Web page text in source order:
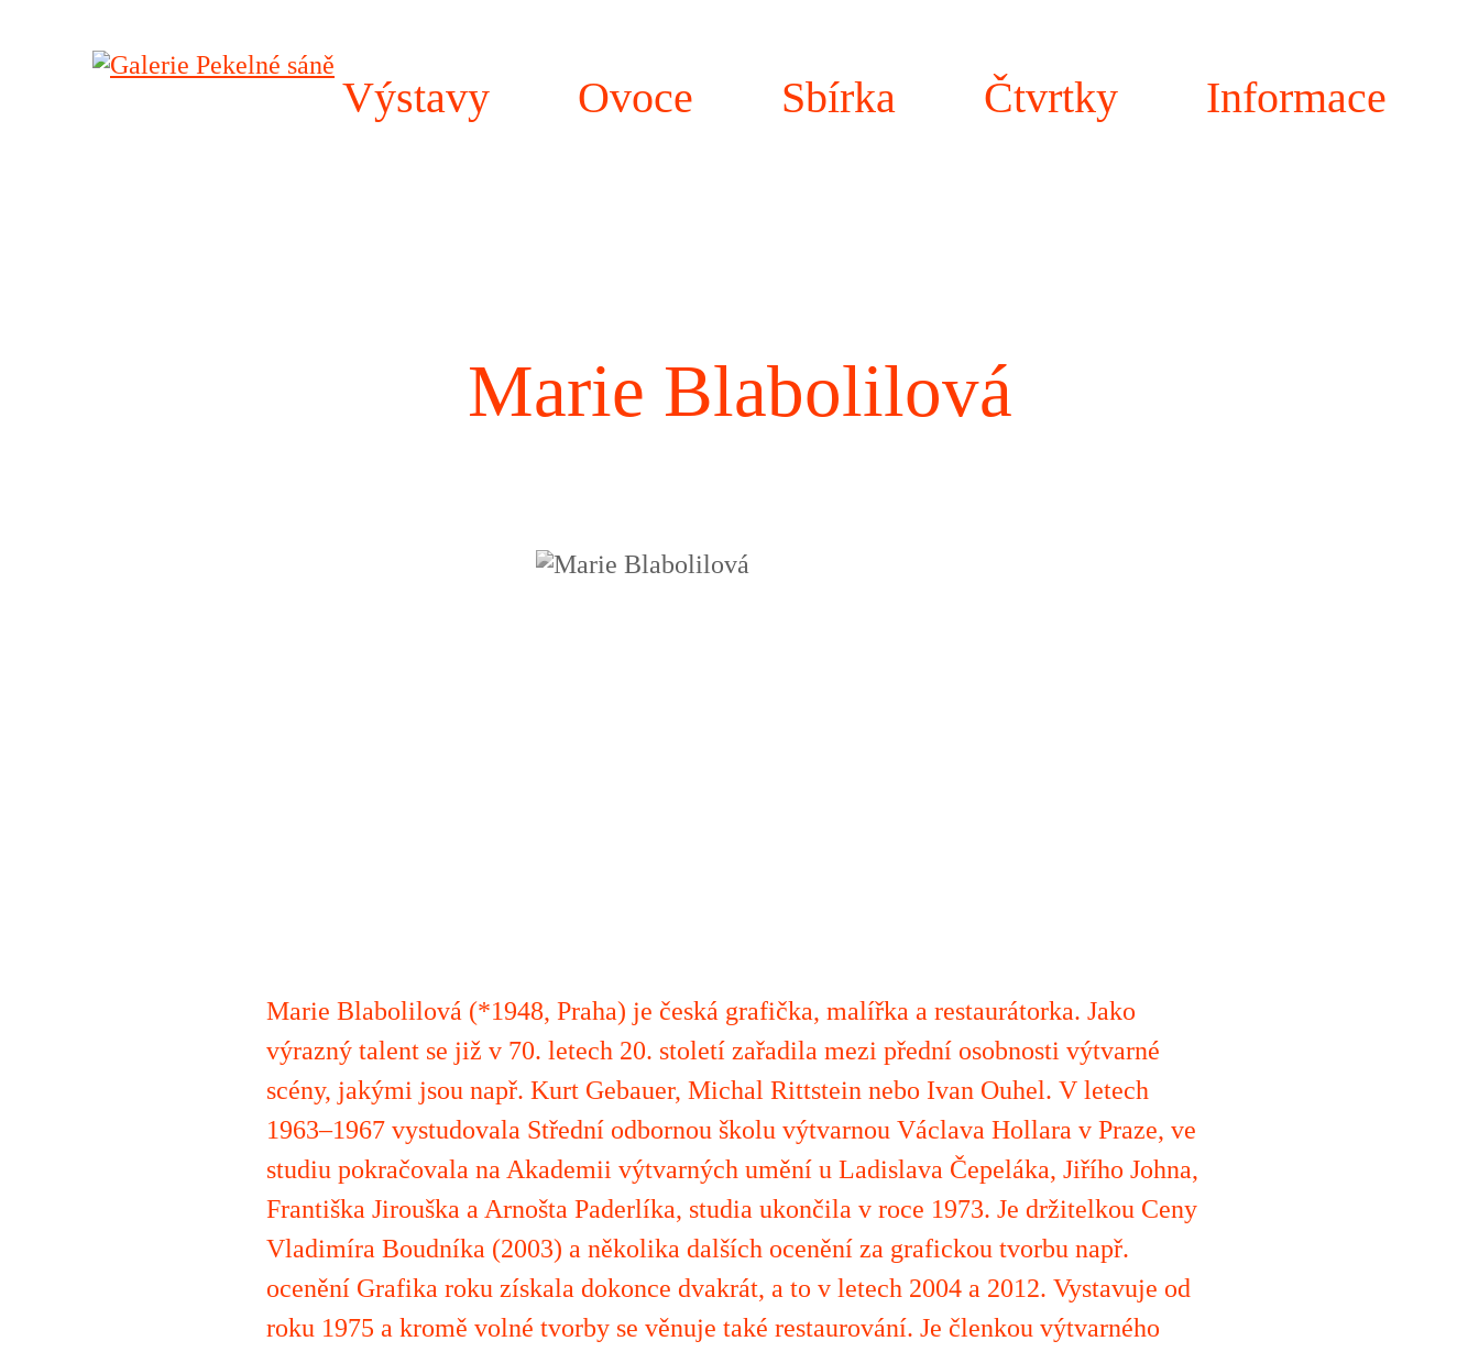
Výstavy Ovoce Sbírka Čtvrtky Informace
Marie Blabolilová
Marie Blabolilová (*1948, Praha) je česká grafička, malířka a restaurátorka. Jako
výrazný talent se již v 70. letech 20. století zařadila mezi přední osobnosti výtvarné
scény, jakými jsou např. Kurt Gebauer, Michal Rittstein nebo Ivan Ouhel. V letech
1963–1967 vystudovala Střední odbornou školu výtvarnou Václava Hollara v Praze, ve
studiu pokračovala na Akademii výtvarných umění u Ladislava Čepeláka, Jiřího Johna,
Františka Jirouška a Arnošta Paderlíka, studia ukončila v roce 1973. Je držitelkou Ceny
Vladimíra Boudníka (2003) a několika dalších ocenění za grafickou tvorbu např.
ocenění Grafika roku získala dokonce dvakrát, a to v letech 2004 a 2012. Vystavuje od
roku 1975 a kromě volné tvorby se věnuje také restaurování. Je členkou výtvarného